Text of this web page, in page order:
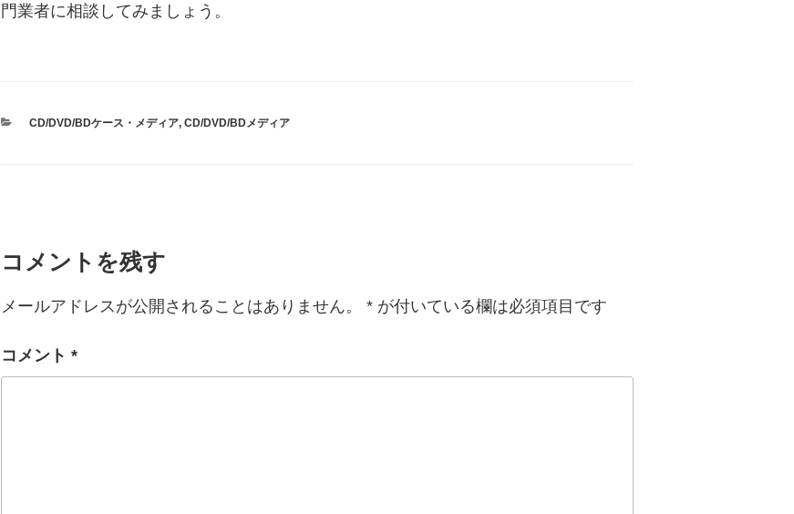
門業者に相談してみましょう。
カ
CD/DVD/BDケース・メディア, CD/DVD/BDメディア
コメントを残す
メールアドレスが公開されることはありません。 *が付いている欄は必須項目です
コメント *